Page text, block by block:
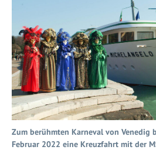
Zum berühmten Karneval von Venedig
Februar 2022 eine Kreuzfahrt mit der